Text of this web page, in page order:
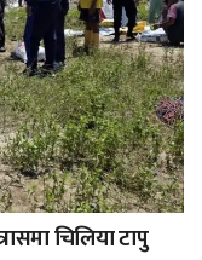
चिलिया टापु